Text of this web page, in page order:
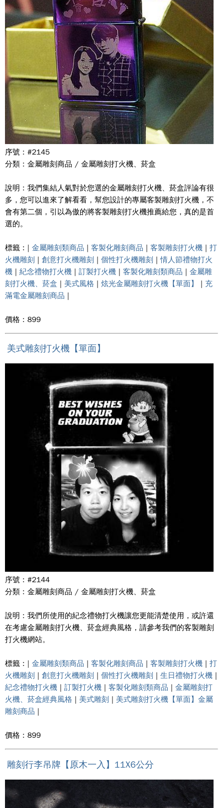
序號 : #2145
分類 : 金屬雕刻商品 / 金屬雕刻打火機、菸盒
說明 : 我們集結人氣對於您選的金屬雕刻打火機、菸盒評論有很
多，您可以進來了解看看，幫您設計的專屬客製雕刻打火機，不
會有第二個，引以為傲的將客製雕刻打火機推薦給您，真的是首
選的。
標籤 : | 金屬雕刻類商品 | 客製化雕刻商品 | 客製雕刻打火機 | 打
火機雕刻 | 創意打火機雕刻 | 個性打火機雕刻 |情人節禮物打火
機 | 紀念禮物打火機 | 訂製打火機 | 客製化雕刻類商品 | 金屬雕
刻打火機、菸盒 | 美式風格 | 炫光金屬雕刻打火機【單面】 | 充
滿電金屬雕刻商品 |
價格 : 899
美式雕刻打火機【單面】
序號 : #2144
分類 : 金屬雕刻商品 / 金屬雕刻打火機、菸盒
說明 : 我們所使用的紀念禮物打火機讓您更能清楚使用，或許還
在考慮金屬雕刻打火機、菸盒經典風格，請參考我們的客製雕刻
打火機網站。
標籤 : | 金屬雕刻類商品 客製化雕刻商品 客製雕刻打火機
打
火機雕刻
創意打火機雕刻 個性打火機雕刻 生日禮物打火機
紀念禮物打火機
訂製打火機 客製化雕刻類商品
金屬雕刻打
火機、菸盒經典風格
美式雕刻
美式雕刻打火機【單面】金屬
雕刻商品
價格 : 899
雕刻行李吊牌【原木一入】11X6公分